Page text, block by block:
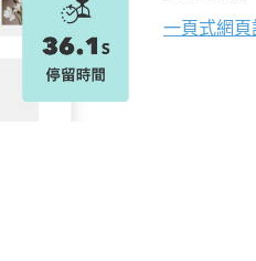
一頁式網